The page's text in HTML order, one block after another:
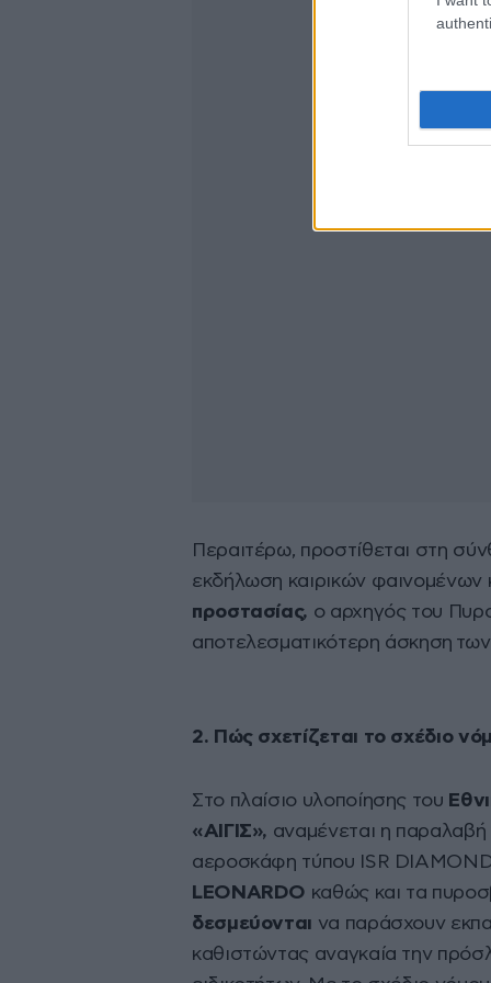
Περαιτέρω, προστίθεται στη
εκδήλωση καιρικών φαινομένων
προστασίας, ο αρχηγός του
αποτελεσματικότερη άσκηση
2. Πώς σχετίζεται το σχέδιο
Στο πλαίσιο υλοποίησης του
«ΑΙΓΙΣ», αναμένεται η
αεροσκάφη τύπου ISR
LEONARDO καθώς και τα
δεσμεύονται να παράσχουν
καθιστώντας αναγκαία την